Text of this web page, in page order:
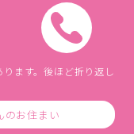
ます。後ほど折り返し
のお住まい